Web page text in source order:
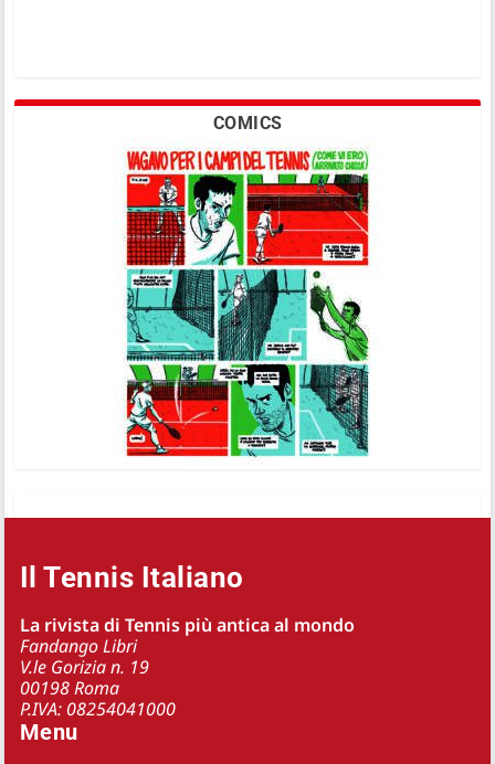
COMICS
Il Tennis Italiano
La rivista di Tennis più antica al mondo
Fandango Libri
V.le Gorizia n. 19
00198 Roma
P.IVA: 08254041000
Menu